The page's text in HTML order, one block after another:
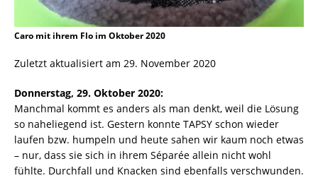
Caro mit ihrem Flo im Oktober 2020
Zuletzt aktualisiert am 29. November 2020
Donnerstag, 29. Oktober 2020:
Manchmal kommt es anders als man denkt, weil die Lösung
so naheliegend ist. Gestern konnte TAPSY schon wieder
laufen bzw. humpeln und heute sahen wir kaum noch etwas
– nur, dass sie sich in ihrem Séparée allein nicht wohl
fühlte. Durchfall und Knacken sind ebenfalls verschwunden.